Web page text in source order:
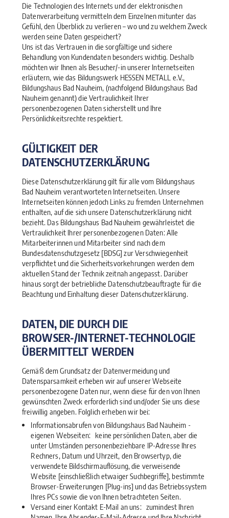
Die Technologien des Internets und der elektronischen
Datenverarbeitung vermitteln dem Einzelnen mitunter das
Gefühl, den Überblick zu verlieren – wo und zu welchem Zweck
werden seine Daten gespeichert?
Uns ist das Vertrauen in die sorgfältige und sichere
Behandlung von Kundendaten besonders wichtig. Deshalb
möchten wir Ihnen als Besucher/-in unserer Internetseiten
erläutern, wie das Bildungswerk HESSEN METALL e.V.,
Bildungshaus Bad Nauheim, (nachfolgend Bildungshaus Bad
Nauheim genannt) die Vertraulichkeit Ihrer
personenbezogenen Daten sicherstellt und Ihre
Persönlichkeitsrechte respektiert.
GÜLTIGKEIT DER
DATENSCHUTZERKLÄRUNG
Diese Datenschutzerklärung gilt für alle vom Bildungshaus
Bad Nauheim verantworteten Internetseiten. Unsere
Internetseiten können jedoch Links zu fremden Unternehmen
enthalten, auf die sich unsere Datenschutzerklärung nicht
bezieht. Das Bildungshaus Bad Nauheim gewährleistet die
Vertraulichkeit Ihrer personenbezogenen Daten: Alle
Mitarbeiterinnen und Mitarbeiter sind nach dem
Bundesdatenschutzgesetz [BDSG] zur Verschwiegenheit
verpflichtet und die Sicherheitsvorkehrungen werden dem
aktuellen Stand der Technik zeitnah angepasst. Darüber
hinaus sorgt der betriebliche Datenschutzbeauftragte für die
Beachtung und Einhaltung dieser Datenschutzerklärung.
DATEN, DIE DURCH DIE
BROWSER-/INTERNET-TECHNOLOGIE
ÜBERMITTELT WERDEN
Gemäß dem Grundsatz der Datenvermeidung und
Datensparsamkeit erheben wir auf unserer Webseite
personenbezogene Daten nur, wenn diese für den von Ihnen
gewünschten Zweck erforderlich sind und/oder Sie uns diese
freiwillig angeben. Folglich erheben wir bei:
Informationsabrufen von Bildungshaus Bad Nauheim -
eigenen Webseiten: keine persönlichen Daten, aber die
unter Umständen personenbeziehbare IP-Adresse Ihres
Rechners, Datum und Uhrzeit, den Browsertyp, die
verwendete Bildschirmauflösung, die verweisende
Website [einschließlich etwaiger Suchbegriffe], bestimmte
Browser-Erweiterungen [Plug-ins] und das Betriebssystem
Ihres PCs sowie die von Ihnen betrachteten Seiten.
Versand einer Kontakt E-Mail an uns: zumindest Ihren